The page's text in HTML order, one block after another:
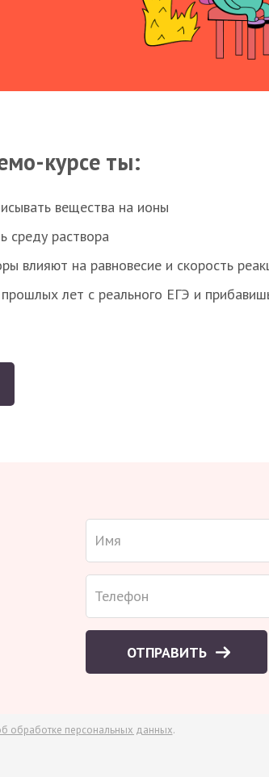
курсе ты:
вещества на ионы
среду раствора
влияют на равновесие и скорость
лет с реального ЕГЭ и
ОТПРАВИТЬ
обработке персональных данных.